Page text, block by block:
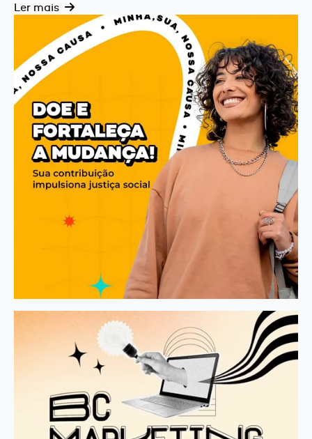
Ler mais